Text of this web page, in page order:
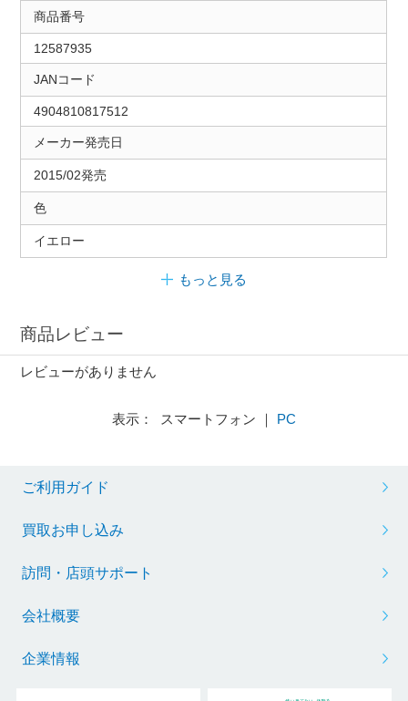
商品番号
12587935
JANコード
4904810817512
メーカー発売日
2015/02発売
色
イエロー
もっと見る
商品レビュー
レビューがありません
表示： スマートフォン ｜ PC
ご利用ガイド
買取お申し込み
訪問・店頭サポート
会社概要
企業情報